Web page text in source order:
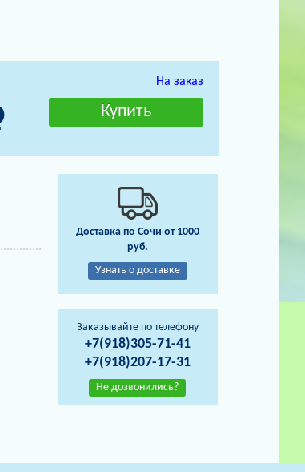
На заказ
Доставка по Сочи от 1000
руб.
Узнать о доставке
Заказывайте по телефону
+7(918)305-71-41
+7(918)207-17-31
Не дозвонились?